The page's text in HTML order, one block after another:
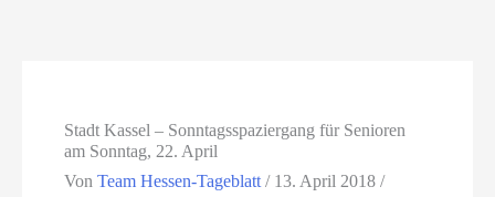
Stadt Kassel – Sonntagsspaziergang für Senioren
am Sonntag, 22. April
VonTeam Hessen-Tageblatt/ 13. April 2018/